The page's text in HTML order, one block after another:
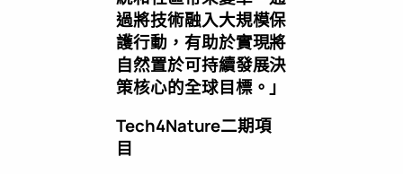
過將技術融入大規模保
護行動，有助於實現將
自然置於可持續發展決
策核心的全球目標。」
Tech4Nature二期項
目